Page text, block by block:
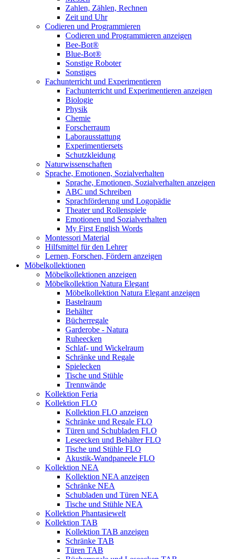
Zahlen, Zählen, Rechnen
Zeit und Uhr
Codieren und Programmieren
Codieren und Programmieren anzeigen
Bee-Bot®
Blue-Bot®
Sonstige Roboter
Sonstiges
Fachunterricht und Experimentieren
Fachunterricht und Experimentieren anzeigen
Biologie
Physik
Chemie
Forscherraum
Laborausstattung
Experimentiersets
Schutzkleidung
Naturwissenschaften
Sprache, Emotionen, Sozialverhalten
Sprache, Emotionen, Sozialverhalten anzeigen
ABC und Schreiben
Sprachförderung und Logopädie
Theater und Rollenspiele
Emotionen und Sozialverhalten
My First English Words
Montessori Material
Hilfsmittel für den Lehrer
Lernen, Forschen, Fördern anzeigen
Möbelkollektionen
Möbelkollektionen anzeigen
Möbelkollektion Natura Elegant
Möbelkollektion Natura Elegant anzeigen
Bastelraum
Behälter
Bücherregale
Garderobe - Natura
Ruheecken
Schlaf- und Wickelraum
Schränke und Regale
Spielecken
Tische und Stühle
Trennwände
Kollektion Feria
Kollektion FLO
Kollektion FLO anzeigen
Schränke und Regale FLO
Türen und Schubladen FLO
Leseecken und Behälter FLO
Tische und Stühle FLO
Akustik-Wandpaneele FLO
Kollektion NEA
Kollektion NEA anzeigen
Schränke NEA
Schubladen und Türen NEA
Tische und Stühle NEA
Kollektion Phantasiewelt
Kollektion TAB
Kollektion TAB anzeigen
Schränke TAB
Türen TAB